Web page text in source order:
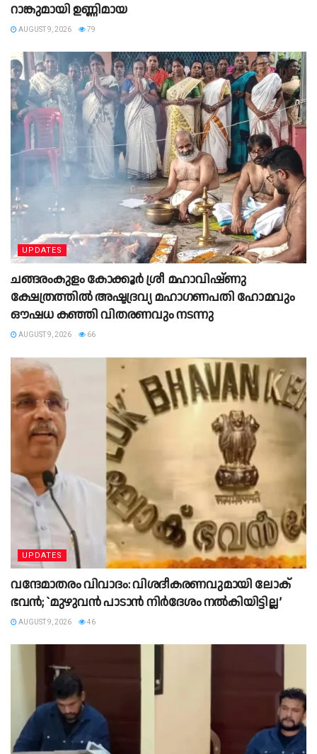
റാങ്കുമായി ഉണ്ണിമായ
AUGUST 9, 2026 79
UPDATES
ചങ്ങരംകുളം കോക്കൂർ ശ്രീ മഹാവിഷ്ണു
ക്ഷേത്രത്തിൽ അഷ്ടദ്രവ്യ മഹാഗണപതി ഹോമവും
ഔഷധ കഞ്ഞി വിതരണവും നടന്നു
AUGUST 9, 2026 66
UPDATES
വന്ദേമാതരം വിവാദം: വിശദീകരണവുമായി ലോക്
ഭവൻ; `മുഴുവൻ പാടാൻ നിർദേശം നൽകിയിട്ടില്ല’
AUGUST 9, 2026 46